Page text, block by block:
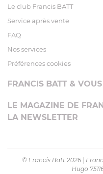
Le club Francis BATT
Service après vente
FAQ
Nos services
Préférences cookies
FRANCIS BATT & VOUS
LE MAGAZINE DE
LA NEWSLETTER
© Francis Batt 2026
Hugo